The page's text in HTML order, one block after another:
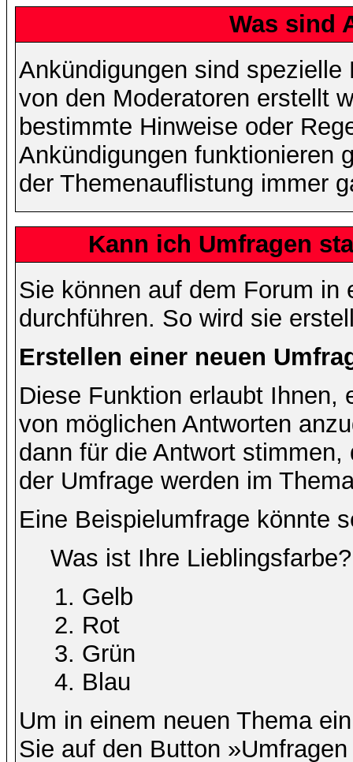
Was sind
Ankündigungen sind
von den Moderatoren erstellt
bestimmte Hinweise oder
Ankündigungen funktionieren
der Themenauflistung immer
Kann ich Umfragen
Sie können auf dem Forum in
durchführen. So wird sie
Erstellen einer neuen
Diese Funktion erlaubt Ihnen,
von möglichen Antworten
dann für die Antwort
der Umfrage werden im
Eine Beispielumfrage könnte
Was ist Ihre Lieblingsfarbe?
Gelb
Rot
Grün
Blau
Um in einem neuen Thema
Sie auf den Button